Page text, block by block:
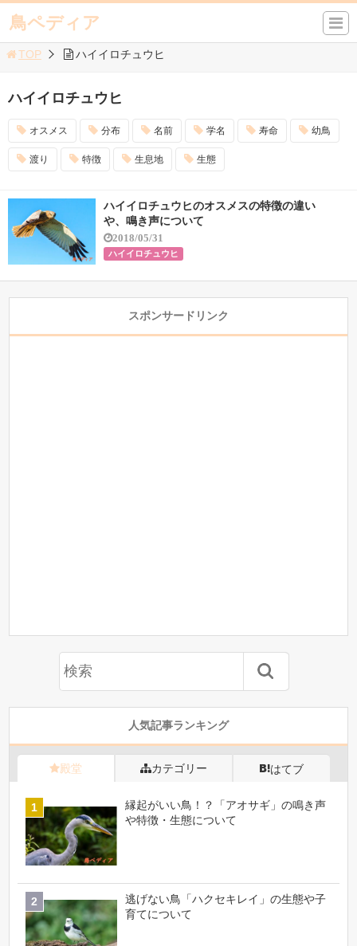
鳥ペディア
TOP ハイイロチュウヒ
ハイイロチュウヒ
オスメス 分布 名前 学名 寿命 幼鳥
渡り 特徴 生息地 生態
ハイイロチュウヒのオスメスの特徴の違い
や、鳴き声について
2018/05/31
ハイイロチュウヒ
スポンサードリンク
人気記事ランキング
殿堂 カテゴリー はてブ
縁起がいい鳥！？「アオサギ」の鳴き声
や特徴・生態について
逃げない鳥「ハクセキレイ」の生態や子
育てについて